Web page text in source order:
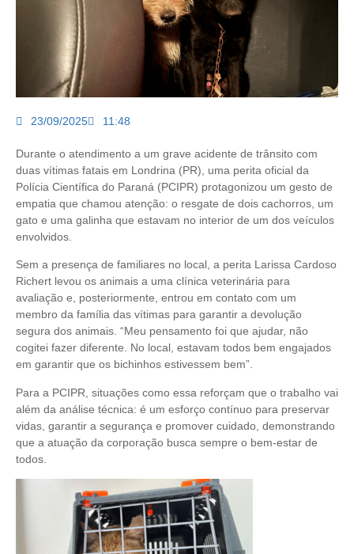
23/09/2025 11:48
Durante o atendimento a um grave acidente de trânsito com
duas vítimas fatais em Londrina (PR), uma perita oficial da
Polícia Científica do Paraná (PCIPR) protagonizou um gesto de
empatia que chamou atenção: o resgate de dois cachorros, um
gato e uma galinha que estavam no interior de um dos veículos
envolvidos.
Sem a presença de familiares no local, a perita Larissa Cardoso
Richert levou os animais a uma clínica veterinária para
avaliação e, posteriormente, entrou em contato com um
membro da família das vítimas para garantir a devolução
segura dos animais. “Meu pensamento foi que ajudar, não
cogitei fazer diferente. No local, estavam todos bem engajados
em garantir que os bichinhos estivessem bem”.
Para a PCIPR, situações como essa reforçam que o trabalho vai
além da análise técnica: é um esforço contínuo para preservar
vidas, garantir a segurança e promover cuidado, demonstrando
que a atuação da corporação busca sempre o bem-estar de
todos.